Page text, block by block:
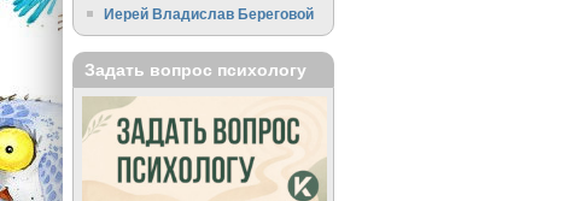
Иерей Владислав Береговой
Задать вопрос психологу